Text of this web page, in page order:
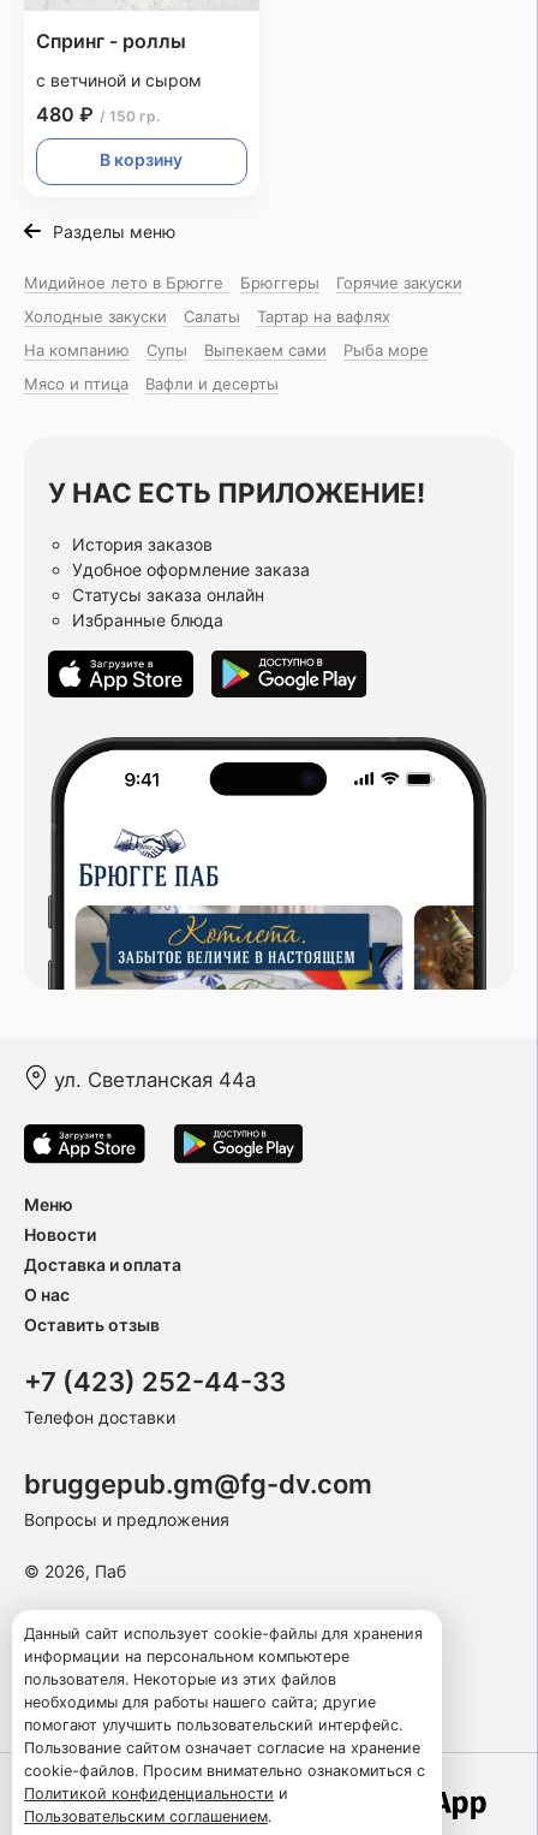
Спринг - роллы
с ветчиной и сыром
480 ₽ / 150 гр.
В корзину
Разделы меню
Мидийное лето в Брюгге Брюггеры
Горячие закуски
Холодные закуски
Салаты
Тартар на вафлях
На компанию
Супы Выпекаем сами
Рыба море
Мясо и птица
Вафли и десерты
У НАС ЕСТЬ ПРИЛОЖЕНИЕ!
История заказов
Удобное оформление заказа
Статусы заказа онлайн
Избранные блюда
ул. Светланская 44а
Меню
Новости
Доставка и оплата
О нас
Оставить отзыв
+7 (423) 252-44-33
Телефон доставки
bruggepub.gm@fg-dv.com
Вопросы и предложения
© 2026, Паб
Пользовательское соглашение
Политика конфиденциальности
Публичная оферта
Работает по технологии
Данный сайт использует cookie-файлы для хранения
информации на персональном компьютере
пользователя. Некоторые из этих файлов
необходимы для работы нашего сайта; другие
помогают улучшить пользовательский интерфейс.
Пользование сайтом означает согласие на хранение
cookie-файлов. Просим внимательно ознакомиться с
Политикой конфиденциальности и
Пользовательским соглашением.